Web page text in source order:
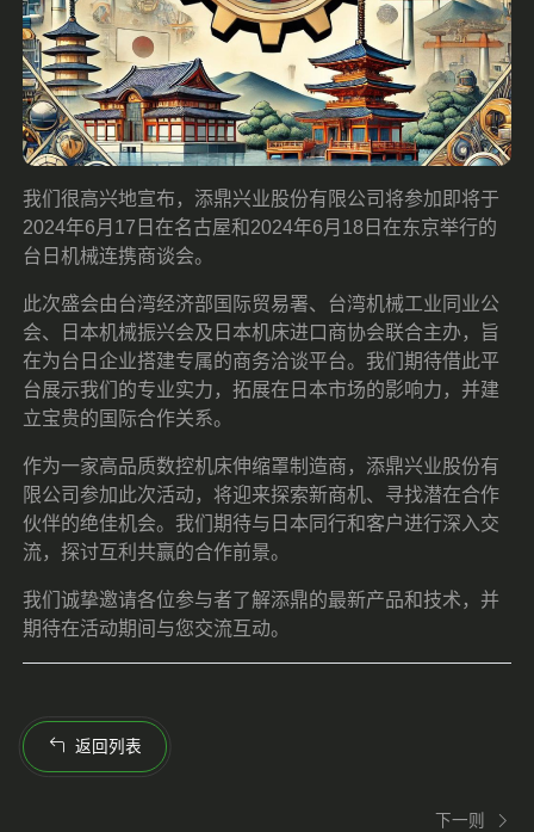
我们很高兴地宣布，添鼎兴业股份有限公司将参加即将于
2024年6月17日在名古屋和2024年6月18日在东京举行的
台日机械连携商谈会。
此次盛会由台湾经济部国际贸易署、台湾机械工业同业公
会、日本机械振兴会及日本机床进口商协会联合主办，旨
在为台日企业搭建专属的商务洽谈平台。我们期待借此平
台展示我们的专业实力，拓展在日本市场的影响力，并建
立宝贵的国际合作关系。
作为一家高品质数控机床伸缩罩制造商，添鼎兴业股份有
限公司参加此次活动，将迎来探索新商机、寻找潜在合作
伙伴的绝佳机会。我们期待与日本同行和客户进行深入交
流，探讨互利共赢的合作前景。
我们诚挚邀请各位参与者了解添鼎的最新产品和技术，并
期待在活动期间与您交流互动。
返回列表
下一则